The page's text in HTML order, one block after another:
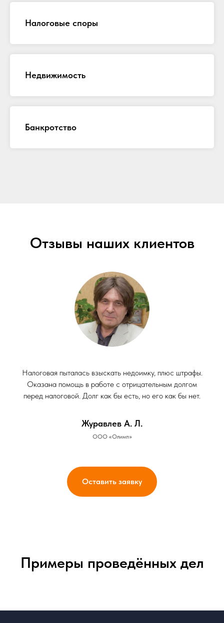
Налоговые споры
Недвижимость
Банкротство
Отзывы наших клиентов
Налоговая пыталась взыскать недоимку, плюс штрафы.
Оказана помощь в работе с отрицательным долгом
перед налоговой. Долг как бы есть, но его как бы нет.
Журавлев А. Л.
ООО «Олимп»
Оставить заявку
Примеры проведённых дел